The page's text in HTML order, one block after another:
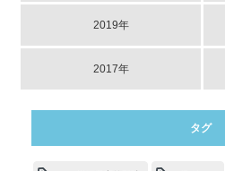
2019年
2017年
タグ